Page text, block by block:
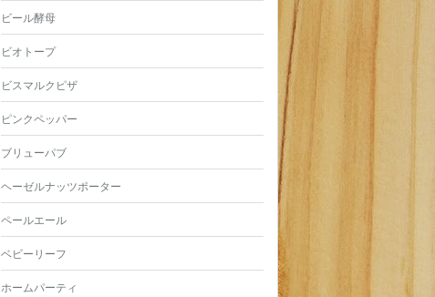
ビール酵母
ビオトープ
ビスマルクピザ
ピンクペッパー
ブリューパブ
ヘーゼルナッツポーター
ペールエール
ベビーリーフ
ホームパーティ